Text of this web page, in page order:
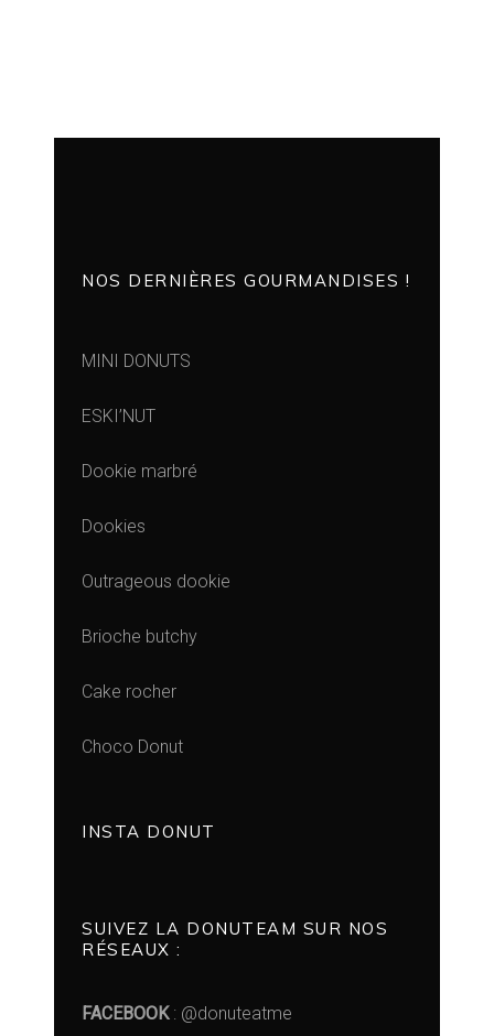
NOS DERNIÈRES GOURMANDISES !
MINI DONUTS
ESKI’NUT
Dookie marbré
Dookies
Outrageous dookie
Brioche butchy
Cake rocher
Choco Donut
INSTA DONUT
SUIVEZ LA DONUTEAM SUR NOS
RÉSEAUX :
FACEBOOK: @donuteatme